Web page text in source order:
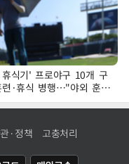
식기' 프로야구 10개 구
련·휴식 병행…"야외 훈련
전 최우선"
·정책 고충처리